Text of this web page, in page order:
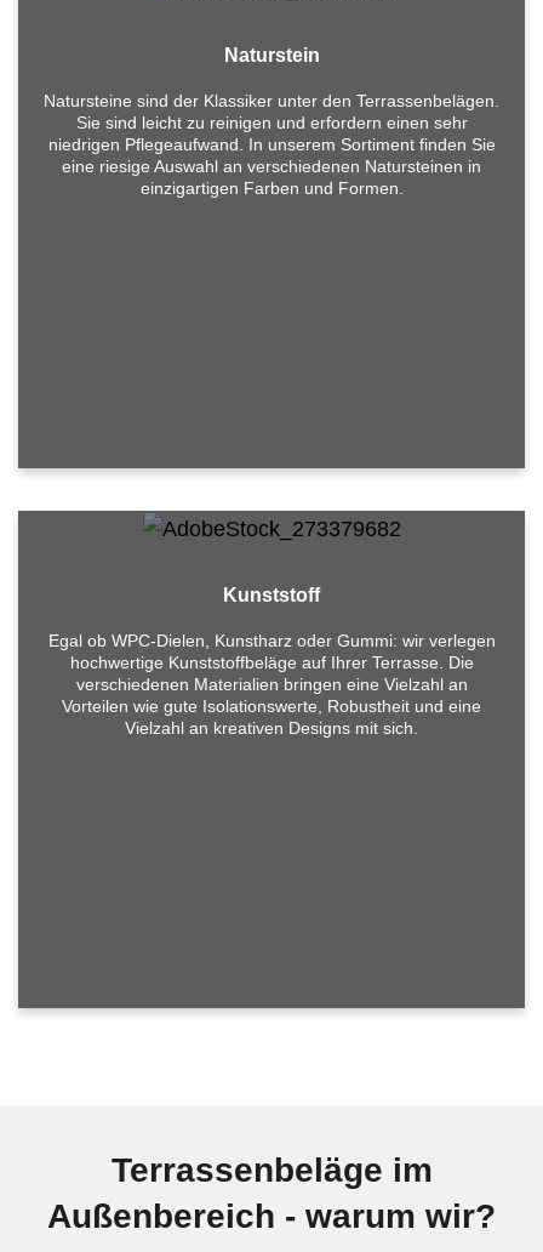
Naturstein
Natursteine sind der Klassiker unter den Terrassenbelägen.
Sie sind leicht zu reinigen und erfordern einen sehr
niedrigen Pflegeaufwand. In unserem Sortiment finden Sie
eine riesige Auswahl an verschiedenen Natursteinen in
einzigartigen Farben und Formen.
Sie suchen nach einem Bodenleger Berlin?
Kunststoff
Egal ob WPC-Dielen, Kunstharz oder Gummi: wir verlegen
hochwertige Kunststoffbeläge auf Ihrer Terrasse. Die
verschiedenen Materialien bringen eine Vielzahl an
Vorteilen wie gute Isolationswerte, Robustheit und eine
Vielzahl an kreativen Designs mit sich.
Sie suchen nach einem Bodenleger Berlin?
Terrassenbeläge im
Außenbereich - warum wir?